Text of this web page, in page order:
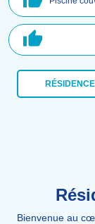
RÉSIDENCE
Bienvenue au